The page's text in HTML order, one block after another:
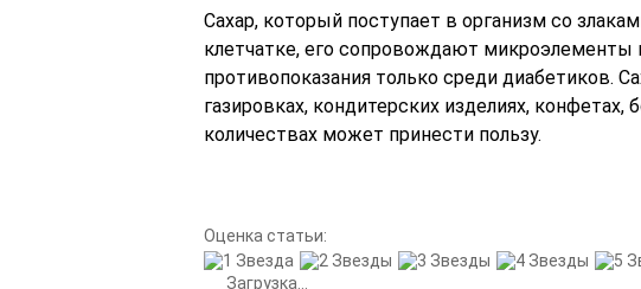
Сахар, который поступает в организм со
клетчатке, его сопровождают микроэлементы
противопоказания только среди диабетиков.
газировках, кондитерских изделиях,
количествах может принести пользу.
Оценка статьи:
Загрузка...